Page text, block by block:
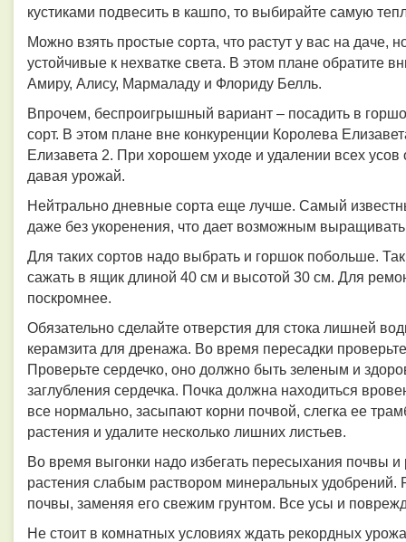
кустиками подвесить в кашпо, то выбирайте самую
Можно взять простые сорта, что растут у вас на даче,
устойчивые к нехватке света. В этом плане обратите
Амиру, Алису, Мармаладу и Флориду Белль.
Впрочем, беспроигрышный вариант – посадить в
сорт. В этом плане вне конкуренции Королева
Елизавета 2. При хорошем уходе и удалении всех
давая урожай.
Нейтрально дневные сорта еще лучше. Самый
даже без укоренения, что дает возможным
Для таких сортов надо выбрать и горшок побольше.
сажать в ящик длиной 40 см и высотой 30 см. Для
поскромнее.
Обязательно сделайте отверстия для стока лишней
керамзита для дренажа. Во время пересадки
Проверьте сердечко, оно должно быть зеленым и
заглубления сердечка. Почка должна находиться
все нормально, засыпают корни почвой, слегка ее
растения и удалите несколько лишних листьев.
Во время выгонки надо избегать пересыхания почвы
растения слабым раствором минеральных удобрений.
почвы, заменяя его свежим грунтом. Все усы и
Не стоит в комнатных условиях ждать рекордных